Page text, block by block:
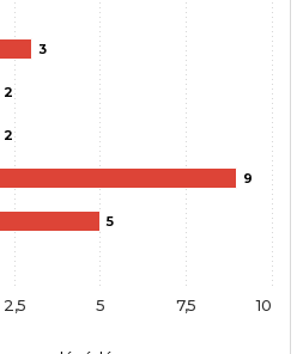
3
2
2
9
5
10
2,5 5 7,5